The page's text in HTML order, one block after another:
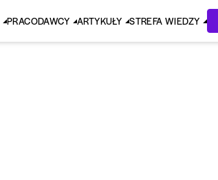
PRACODAWCY ARTYKUŁY STREFA WIEDZY